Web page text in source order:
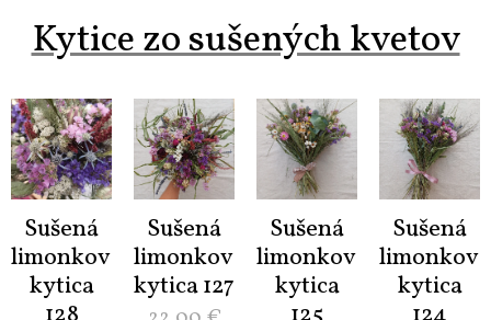
Kytice zo sušených kvetov
Sušená
limonková
kytica
Sušená
limonková
kytica 127
Sušená
limonková
kytica
Sušená
limonková
kytica